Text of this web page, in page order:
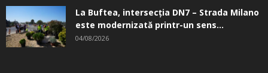
La Buftea, intersecţia DN7 – Strada Milano
este modernizată printr-un sens...
04/08/2026